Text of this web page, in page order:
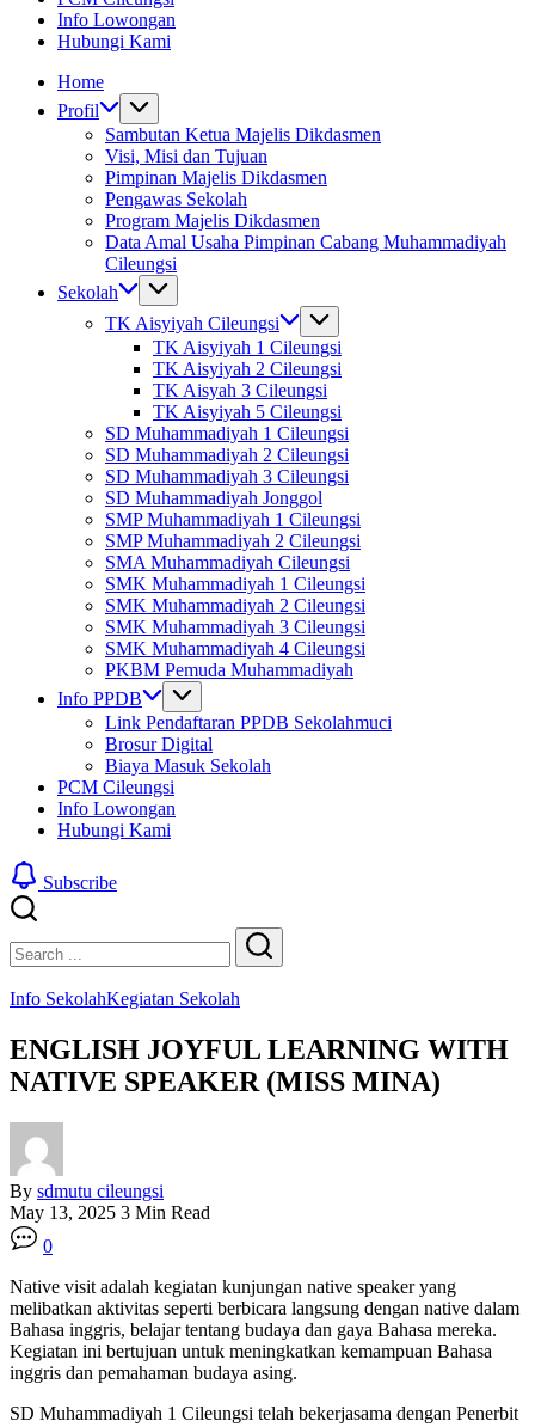
Info Lowongan
Hubungi Kami
Home
Profil
Sambutan Ketua Majelis Dikdasmen
Visi, Misi dan Tujuan
Pimpinan Majelis Dikdasmen
Pengawas Sekolah
Program Majelis Dikdasmen
Data Amal Usaha Pimpinan Cabang Muhammadiyah
Cileungsi
Sekolah
TK Aisyiyah Cileungsi
TK Aisyiyah 1 Cileungsi
TK Aisyiyah 2 Cileungsi
TK Aisyah 3 Cileungsi
TK Aisyiyah 5 Cileungsi
SD Muhammadiyah 1 Cileungsi
SD Muhammadiyah 2 Cileungsi
SD Muhammadiyah 3 Cileungsi
SD Muhammadiyah Jonggol
SMP Muhammadiyah 1 Cileungsi
SMP Muhammadiyah 2 Cileungsi
SMA Muhammadiyah Cileungsi
SMK Muhammadiyah 1 Cileungsi
SMK Muhammadiyah 2 Cileungsi
SMK Muhammadiyah 3 Cileungsi
SMK Muhammadiyah 4 Cileungsi
PKBM Pemuda Muhammadiyah
Info PPDB
Link Pendaftaran PPDB Sekolahmuci
Brosur Digital
Biaya Masuk Sekolah
PCM Cileungsi
Info Lowongan
Hubungi Kami
Subscribe
Search
Search
Info SekolahKegiatan Sekolah
ENGLISH JOYFUL LEARNING WITH
NATIVE SPEAKER (MISS MINA)
By sdmutu cileungsi
May 13, 2025 3 Min Read
0
Native visit adalah kegiatan kunjungan native speaker yang
melibatkan aktivitas seperti berbicara langsung dengan native dalam
Bahasa inggris, belajar tentang budaya dan gaya Bahasa mereka.
Kegiatan ini bertujuan untuk meningkatkan kemampuan Bahasa
inggris dan pemahaman budaya asing.
SD Muhammadiyah 1 Cileungsi telah bekerjasama dengan Penerbit